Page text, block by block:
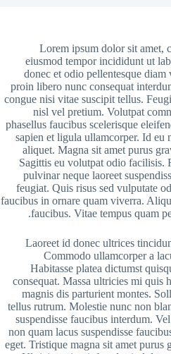
Lorem ipsum dolor sit amet,
eiusmod tempor incididunt ut
donec et odio pellentesque
proin libero nunc consequat
congue nisi vitae suscipit tellus.
nisl vel pretium. Volutpat
phasellus faucibus scelerisque
sapien et ligula ullamcorper. Id
aliquet. Magna sit amet purus
Sagittis eu volutpat odio facilisis.
pulvinar neque laoreet
feugiat. Quis risus sed vulputate
faucibus in ornare quam viverra.
faucibus. Vitae tempus quam
Laoreet id donec ultrices
Commodo ullamcorper a
Habitasse platea dictumst
consequat. Massa ultricies mi quis
magnis dis parturient montes.
tellus rutrum. Molestie nunc non
suspendisse faucibus interdum.
non quam lacus suspendisse
eget. Tristique magna sit amet purus